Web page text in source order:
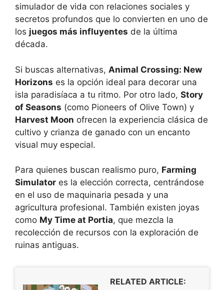
simulador de vida con relaciones sociales y
secretos profundos que lo convierten en uno de
los juegos más influyentes de la última
década.
Si buscas alternativas, Animal Crossing: New
Horizons es la opción ideal para decorar una
isla paradisíaca a tu ritmo. Por otro lado, Story
of Seasons (como Pioneers of Olive Town) y
Harvest Moon ofrecen la experiencia clásica de
cultivo y crianza de ganado con un encanto
visual muy especial.
Para quienes buscan realismo puro, Farming
Simulator es la elección correcta, centrándose
en el uso de maquinaria pesada y una
agricultura profesional. También existen joyas
como My Time at Portia, que mezcla la
recolección de recursos con la exploración de
ruinas antiguas.
RELATED ARTICLE: